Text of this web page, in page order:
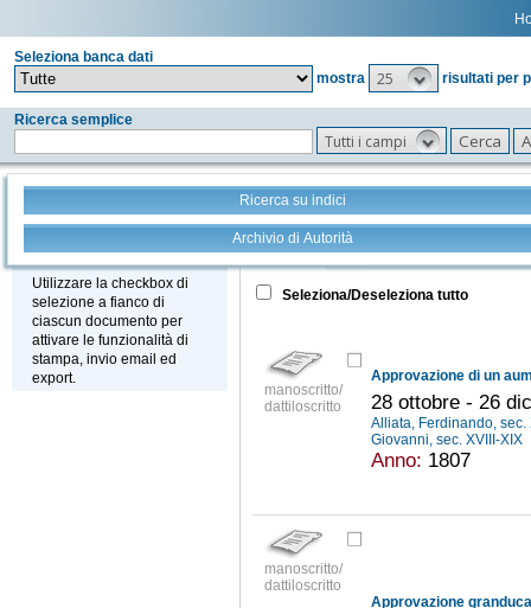
Seleziona banca dati
mostra
25 risultati per
Ricerca semplice
Tutti i campi
Ricerca su indici
Archivio di Autorità
Stampa - Email - Export
Utilizzare la checkbox di
selezione a fianco di
ciascun documento per
attivare le funzionalità di
stampa, invio email ed
export.
Tutto +
Seleziona/Deseleziona tutto
manoscritto/
dattiloscritto
28 ottobre - 26
Alliata, Ferdinando, sec.
Giovanni, sec. XVIII-XIX
Anno: 1807
manoscritto/
dattiloscritto